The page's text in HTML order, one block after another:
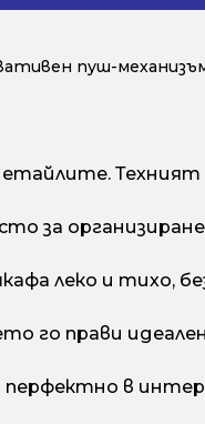
пуш-
за организиране
леко и тихо,
го прави
перфектно в